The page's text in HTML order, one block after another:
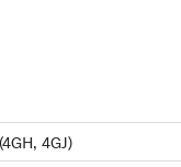
4GJ)